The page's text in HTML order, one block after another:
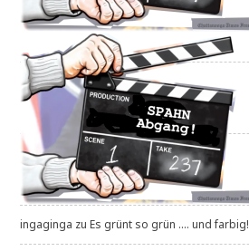
ingaginga zuEs grünt so grün .... und farbig!